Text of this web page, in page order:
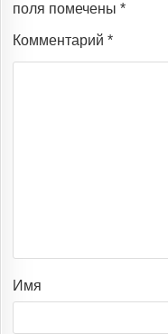
поля помечены *
Комментарий *
Имя